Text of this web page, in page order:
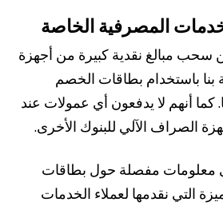
المصرفية الخاصة
سحب مبالغ نقدية كبيرة من أجهزة
بنا باستخدام بطاقات الخصم
أنهم لا يدفعون أي عمولات عند
الصراف الآلي للبنوك الأخرى.
معلومات مفصلة حول بطاقات
التي نقدمها لعملاء الخدمات